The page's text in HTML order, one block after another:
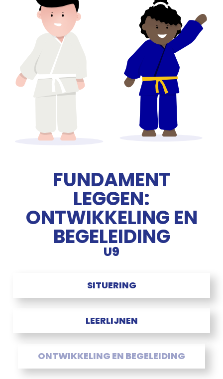
FUNDAMENT
LEGGEN:
ONTWIKKELING EN
BEGELEIDING
U9
SITUERING
LEERLIJNEN
ONTWIKKELING EN BEGELEIDING